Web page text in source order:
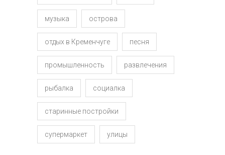
музыка острова
отдых в Кременчуге песня
промышленность развлечения
рыбалка социалка
старинные постройки
супермаркет улицы